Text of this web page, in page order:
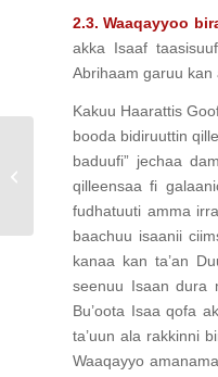
2.3. Waaqayyoo
akka Isaaf
Abrihaam garuu kan
Kakuu Haarattis
booda bidiruuttin
baduufi” jechaa
qilleensaa fi
fudhatuuti amma
baachuu isaanii
kanaa kan ta’an
seenuu Isaan dura
Bu’oota Isaa qofa
ta’uun ala rakkinni
Waaqayyo